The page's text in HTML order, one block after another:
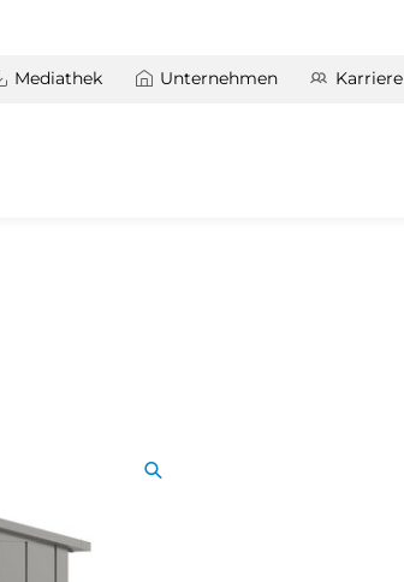
Mediathek Unternehmen Karriere